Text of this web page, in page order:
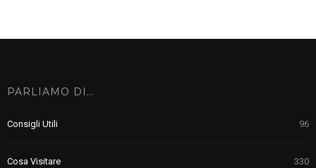
PARLIAMO DI…
Consigli Utili 96
Cosa Visitare 330